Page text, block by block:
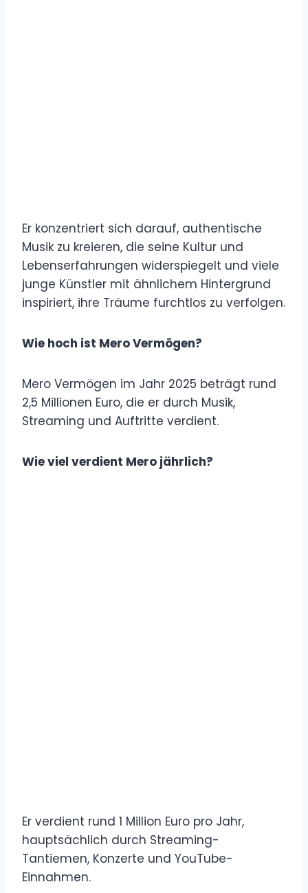
Er konzentriert sich darauf, authentische
Musik zu kreieren, die seine Kultur und
Lebenserfahrungen widerspiegelt und viele
junge Künstler mit ähnlichem Hintergrund
inspiriert, ihre Träume furchtlos zu verfolgen.
Wie hoch ist Mero Vermögen?
Mero Vermögen im Jahr 2025 beträgt rund
2,5 Millionen Euro, die er durch Musik,
Streaming und Auftritte verdient.
Wie viel verdient Mero jährlich?
Er verdient rund 1 Million Euro pro Jahr,
hauptsächlich durch Streaming-
Tantiemen, Konzerte und YouTube-
Einnahmen.